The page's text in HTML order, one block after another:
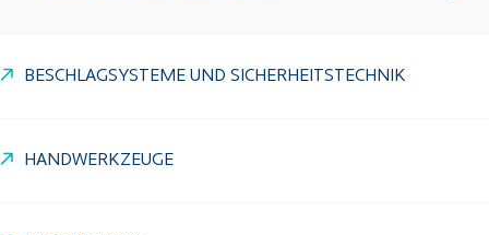
BESCHLAGSYSTEME UND SICHERHEITSTECHNIK
HANDWERKZEUGE